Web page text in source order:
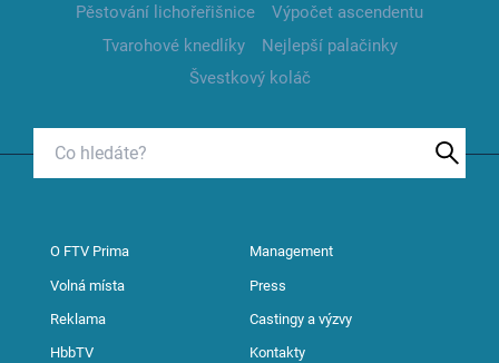
Pěstování lichořeřišnice
Výpočet ascendentu
Tvarohové knedlíky
Nejlepší palačinky
Švestkový koláč
O FTV Prima Management
Volná místa Press
Reklama Castingy a výzvy
HbbTV Kontakty